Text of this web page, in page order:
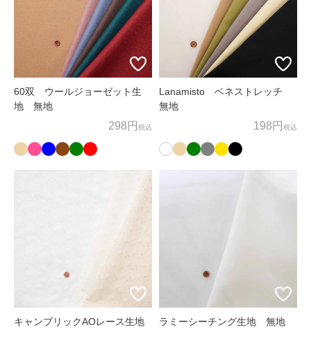
お客様相談窓口
京都府京都市下京区四条通麩屋町東入奈良物町362 株式会社ノム
ラテーラー
担当：オンラインショップ係
オンラインショップ直通TEL/FAX：075-257-7781
60双 ウールジョーゼット生
地 無地
298円 税込
Lanamisto ベネストレッチ
無地
198円 税込
キャンブリックAOレース生地 ラミーシーチング生地 無地